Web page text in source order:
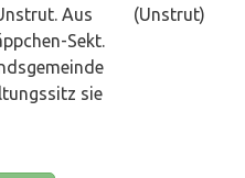
Aus
Sekt.
sie